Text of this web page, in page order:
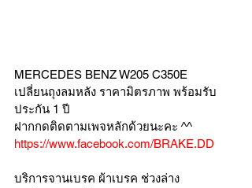
MERCEDES BENZ W205 C350E
เปลี่ยนถุงลมหลัง ราคามิตรภาพ พร้อมรับ
ประกัน 1 ปี
ฝากกดติดตามเพจหลักด้วยนะคะ ^^
https://www.facebook.com/BRAKE.DD
บริการจานเบรค ผ้าเบรค ช่วงล่าง